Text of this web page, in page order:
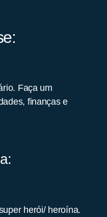
Faça um
finanças e
herói/ heroína.